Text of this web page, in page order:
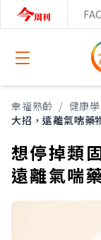
Open menu
幸福熟齡 / 健康學
大招，遠離氣喘藥
想停掉類
遠離氣喘